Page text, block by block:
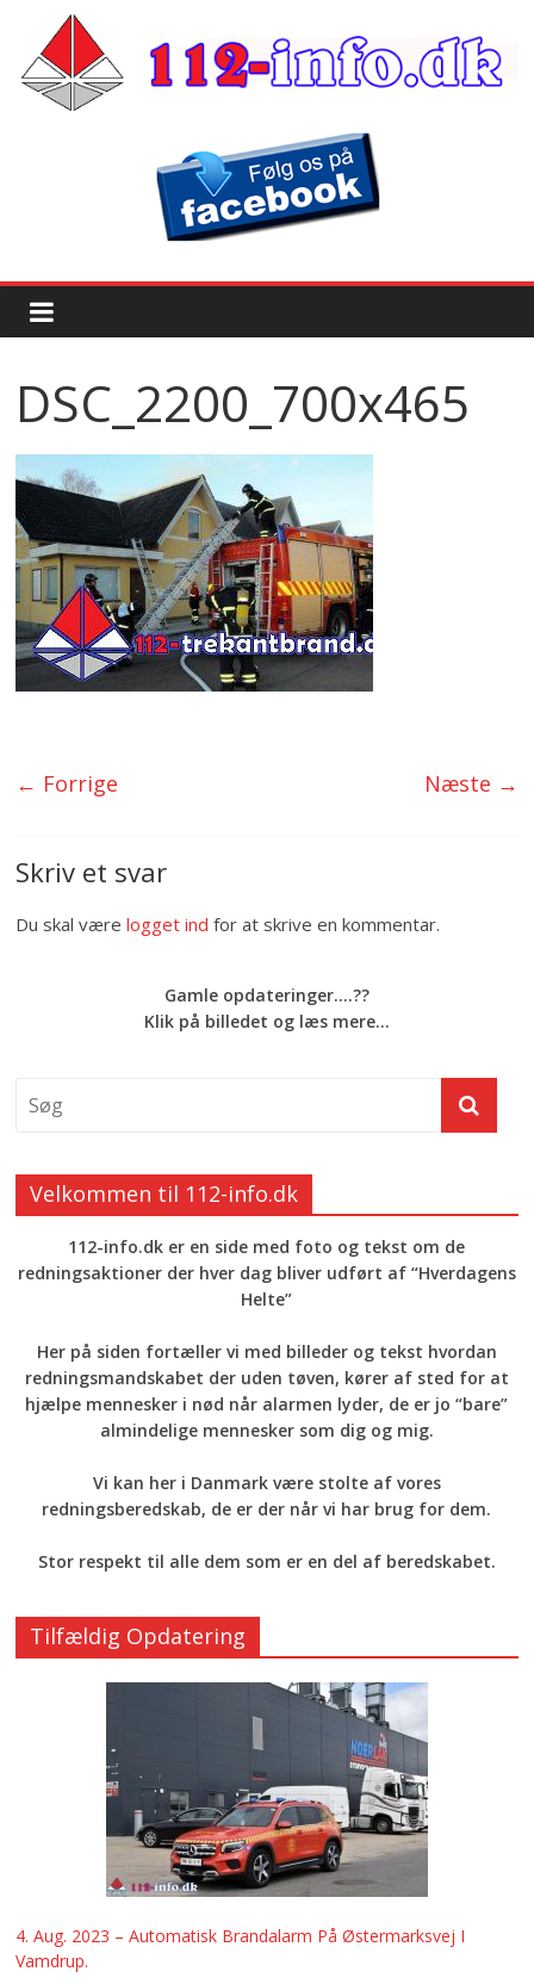
DSC_2200_700x465
← Forrige Næste →
Skriv et svar
Du skal værelogget ind for at skrive en kommentar.
Gamle opdateringer....??
Klik på billedet og læs mere...
Velkommen til 112-info.dk
112-info.dk er en side med foto og tekst om de
redningsaktioner der hver dag bliver udført af “Hverdagens
Helte”
Her på siden fortæller vi med billeder og tekst hvordan
redningsmandskabet der uden tøven, kører af sted for at
hjælpe mennesker i nød når alarmen lyder, de er jo “bare”
almindelige mennesker som dig og mig.
Vi kan her i Danmark være stolte af vores
redningsberedskab, de er der når vi har brug for dem.
Stor respekt til alle dem som er en del af beredskabet.
Tilfældig Opdatering
4. Aug. 2023 – Automatisk Brandalarm På Østermarksvej I
Vamdrup.